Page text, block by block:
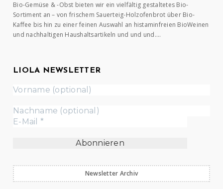
Bio-Gemüse & -Obst bieten wir ein vielfältig gestaltetes Bio-
Sortiment an – von frischem Sauerteig-Holzofenbrot über Bio-
Kaffee bis hin zu einer feinen Auswahl an histaminfreien BioWeinen
und nachhaltigen Haushaltsartikeln und und und….
LIOLA NEWSLETTER
Newsletter Archiv